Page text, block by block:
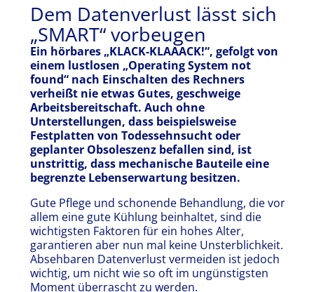
Dem Datenverlust lässt sich
„SMART“ vorbeugen
Ein hörbares „KLACK-KLAAACK!“, gefolgt von
einem lustlosen „Operating System not
found“ nach Einschalten des Rechners
verheißt nie etwas Gutes, geschweige
Arbeitsbereitschaft. Auch ohne
Unterstellungen, dass beispielsweise
Festplatten von Todessehnsucht oder
geplanter Obsoleszenz befallen sind, ist
unstrittig, dass mechanische Bauteile eine
begrenzte Lebenserwartung besitzen.
Gute Pflege und schonende Behandlung, die vor
allem eine gute Kühlung beinhaltet, sind die
wichtigsten Faktoren für ein hohes Alter,
garantieren aber nun mal keine Unsterblichkeit.
Absehbaren Datenverlust vermeiden ist jedoch
wichtig, um nicht wie so oft im ungünstigsten
Moment überrascht zu werden.